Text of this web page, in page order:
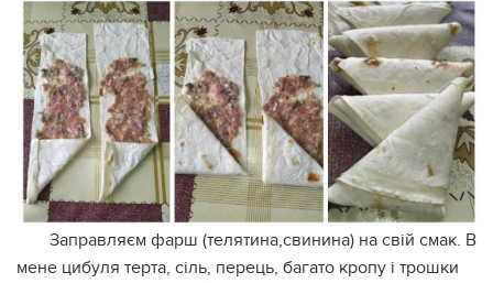
Заправляєм фарш (телятина,свинина) на свій смак. В
мене цибуля терта, сіль, перець, багато кропу і трошки